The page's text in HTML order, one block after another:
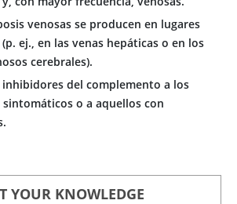
venosas se producen en lugares
ej., en las venas hepáticas o en los
cerebrales).
del complemento a los
sintomáticos o a aquellos con
YOUR KNOWLEDGE